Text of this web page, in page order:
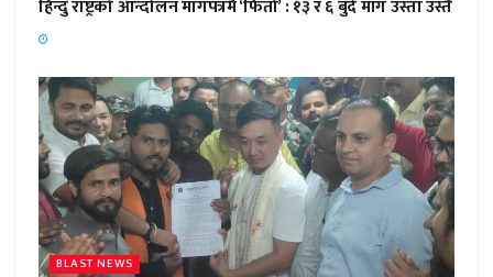
हिन्दु राष्ट्रको आन्दोलन मागपत्रमै ‘फिर्ता’ : १३ र ६ बुँदे माग उस्ता उस्तै
BLAST NEWS